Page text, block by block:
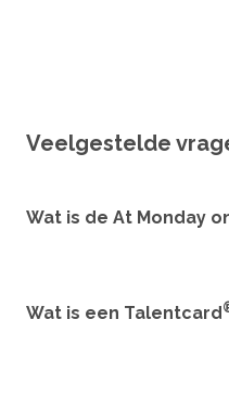
Veelgestelde
Wat is de At Monday
Wat is een Talentcard